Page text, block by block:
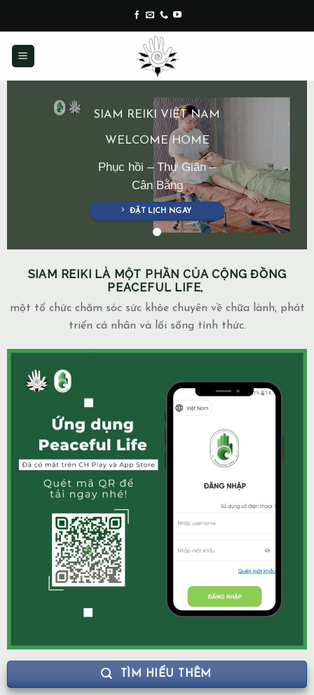
content
SIAM REIKI VIỆT NAM
WELCOME HOME
Phục hồi – Thư Giãn –
Cân Bằng
ĐẶT LỊCH NGAY
SIAM REIKI LÀ MỘT PHẦN CỦA CỘNG ĐỒNG
PEACEFUL LIFE,
một tổ chức chăm sóc sức khỏe chuyên về chữa lành, phát
triển cá nhân và lối sống tỉnh thức.
TÌM HIỂU THÊM